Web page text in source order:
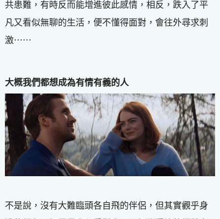
共患難，有時反而能增進彼此感情，相反，跌入了平
凡又看似無聊的生活，便不懂得面對，會往外尋求刺
激⋯⋯
大概我們都想成為有情有義的人
不是說，沒有大難臨頭各自飛的伴侶，但其實觀乎身